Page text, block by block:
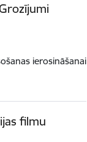
ierosināšanai
filmu